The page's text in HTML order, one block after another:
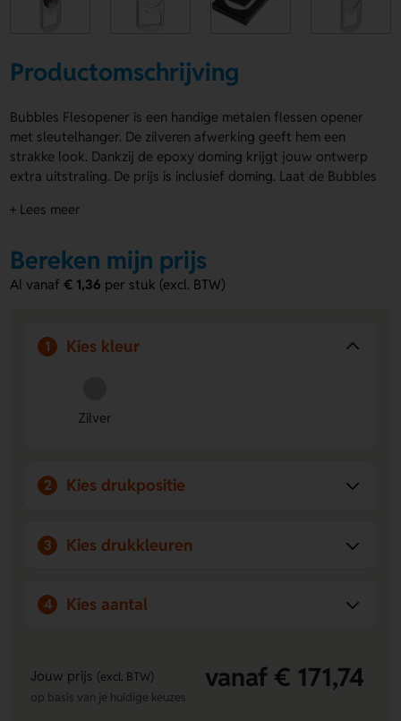
Productomschrijving
Bubbles Flesopener is een handige metalen flessen opener
met sleutelhanger. De zilveren afwerking geeft hem een
strakke look. Dankzij de epoxy doming krijgt jouw ontwerp
extra uitstraling. De prijs is inclusief doming. Laat de Bubbles
op de voorzijde of achterzijde. Een leuk en praktisch item
Voordelen van de Bubbles Flesopener
Ruimte voor jouw ontwerp.
eigen ontwerp aanbrengen op de voorzijde of
epoxy doming zorgen voor een nette, opvallende look.
+ Lees meer
Bereken mijn prijs
Al vanaf€ 1,36 per stuk (excl. BTW)
1 Kies kleur
Zilver
2 Kies drukpositie
3 Kies drukkleuren
4 Kies aantal
Jouw prijs (excl. BTW) vanaf € 171,74
op basis van je huidige keuzes